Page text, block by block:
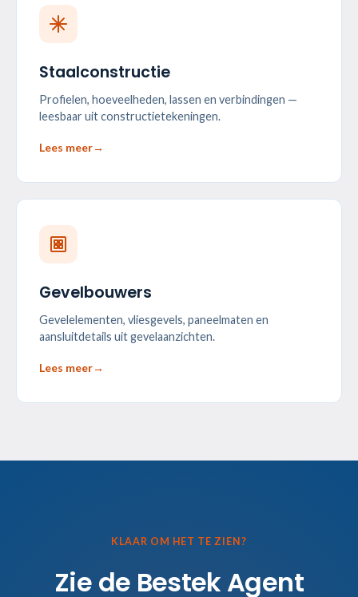
Staalconstructie
Profielen, hoeveelheden, lassen en verbindingen —
leesbaar uit constructietekeningen.
Lees meer→
Gevelbouwers
Gevelelementen, vliesgevels, paneelmaten en
aansluitdetails uit gevelaanzichten.
Lees meer→
KLAAR OM HET TE ZIEN?
Zie de Bestek Agent